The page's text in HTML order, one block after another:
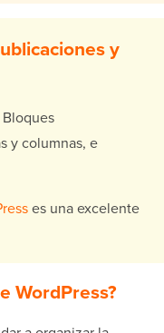
y
y columnas, e
es una excelente
WordPress?